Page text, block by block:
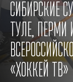
Сибирские
Туле,
«Хоккей ТВ»